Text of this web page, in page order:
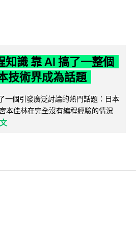
知識 靠 AI 搞了一整個
技術界成為話題
一個引發廣泛討論的熱門話題：日本
本佳林在完全沒有編程經驗的情況